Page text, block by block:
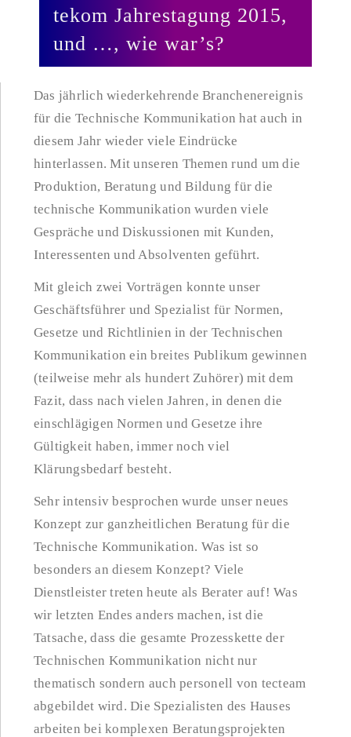
tekom Jahrestagung 2015,
und …, wie war’s?
Das jährlich wiederkehrende Branchenereignis
für die Technische Kommunikation hat auch in
diesem Jahr wieder viele Eindrücke
hinterlassen. Mit unseren Themen rund um die
Produktion, Beratung und Bildung für die
technische Kommunikation wurden viele
Gespräche und Diskussionen mit Kunden,
Interessenten und Absolventen geführt.
Mit gleich zwei Vorträgen konnte unser
Geschäftsführer und Spezialist für Normen,
Gesetze und Richtlinien in der Technischen
Kommunikation ein breites Publikum gewinnen
(teilweise mehr als hundert Zuhörer) mit dem
Fazit, dass nach vielen Jahren, in denen die
einschlägigen Normen und Gesetze ihre
Gültigkeit haben, immer noch viel
Klärungsbedarf besteht.
Sehr intensiv besprochen wurde unser neues
Konzept zur ganzheitlichen Beratung für die
Technische Kommunikation. Was ist so
besonders an diesem Konzept? Viele
Dienstleister treten heute als Berater auf! Was
wir letzten Endes anders machen, ist die
Tatsache, dass die gesamte Prozesskette der
Technischen Kommunikation nicht nur
thematisch sondern auch personell von tecteam
abgebildet wird. Die Spezialisten des Hauses
arbeiten bei komplexen Beratungsprojekten